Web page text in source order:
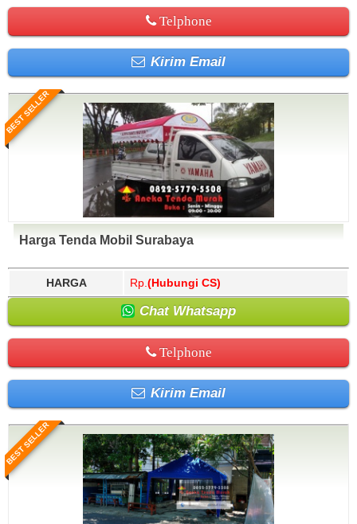
Telphone
Kirim Email
BEST SELLER
Harga Tenda Mobil Surabaya
HARGA Rp. (Hubungi CS)
Chat Whatsapp
Telphone
Kirim Email
BEST SELLER